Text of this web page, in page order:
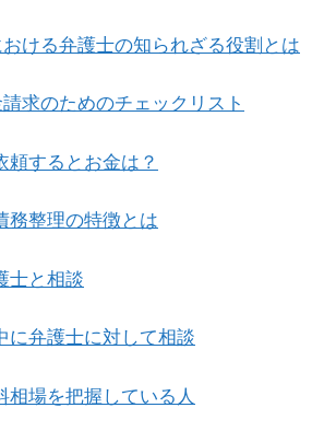
ける弁護士の知られざる役割とは
求のためのチェックリスト
頼するとお金は？
務整理の特徴とは
士と相談
に弁護士に対して相談
相場を把握している人